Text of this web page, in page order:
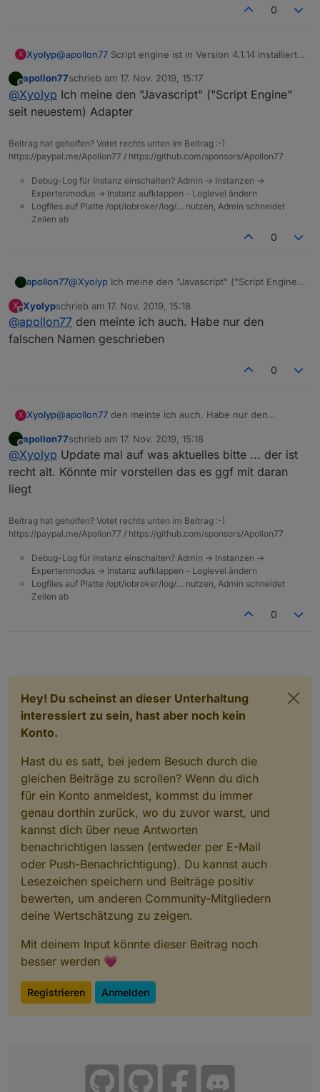
0
X Xyolyp@apollon77 Script engine ist in Version 4.1.14 installiert.
Offline
apollon77schrieb am 17. Nov. 2019, 15:17
zuletzt editiert von
@Xyolyp Ich meine den "Javascript" ("Script Engine"
seit neuestem) Adapter
Beitrag hat geholfen? Votet rechts unten im Beitrag :-)
https://paypal.me/Apollon77 / https://github.com/sponsors/Apollon77
Debug-Log für Instanz einschalten? Admin -> Instanzen ->
Expertenmodus -> Instanz aufklappen - Loglevel ändern
Logfiles auf Platte /opt/iobroker/log/… nutzen, Admin schneidet
Zeilen ab
0
apollon77@Xyolyp Ich meine den "Javascript" ("Script Engine"
X
Offline
Xyolypschrieb am 17. Nov. 2019, 15:18
zuletzt editiert von
@apollon77 den meinte ich auch. Habe nur den
falschen Namen geschrieben
0
X Xyolyp@apollon77 den meinte ich auch. Habe nur den
Offline
apollon77schrieb am 17. Nov. 2019, 15:18
zuletzt editiert von
@Xyolyp Update mal auf was aktuelles bitte ... der ist
recht alt. Könnte mir vorstellen das es ggf mit daran
liegt
Beitrag hat geholfen? Votet rechts unten im Beitrag :-)
https://paypal.me/Apollon77 / https://github.com/sponsors/Apollon77
Debug-Log für Instanz einschalten? Admin -> Instanzen ->
Expertenmodus -> Instanz aufklappen - Loglevel ändern
Logfiles auf Platte /opt/iobroker/log/… nutzen, Admin schneidet
Zeilen ab
0
Hey! Du scheinst an dieser Unterhaltung
interessiert zu sein, hast aber noch kein
Konto.
Hast du es satt, bei jedem Besuch durch die
gleichen Beiträge zu scrollen? Wenn du dich
für ein Konto anmeldest, kommst du immer
genau dorthin zurück, wo du zuvor warst, und
kannst dich über neue Antworten
benachrichtigen lassen (entweder per E-Mail
oder Push-Benachrichtigung). Du kannst auch
Lesezeichen speichern und Beiträge positiv
bewerten, um anderen Community-Mitgliedern
deine Wertschätzung zu zeigen.
Mit deinem Input könnte dieser Beitrag noch
besser werden 💗
Registrieren Anmelden